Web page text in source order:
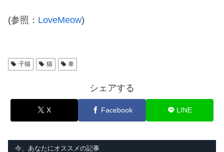
(参照： LoveMeow)
子猫 猫 車
シェアする
X Facebook LINE
今、あなたにオススメの記事